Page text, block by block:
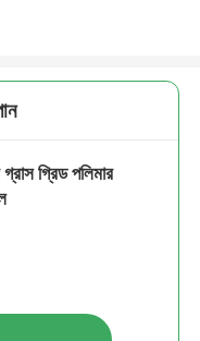
গ্রিড পলিমার